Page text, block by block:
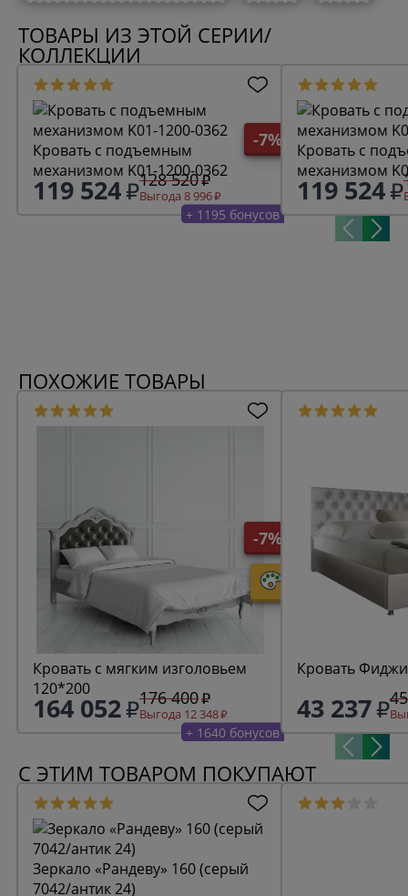
ТОВАРЫ ИЗ ЭТОЙ СЕРИИ/
КОЛЛЕКЦИИ
-7%
Кровать с подъемным
механизмом K01-1200-0362
119 524 128 520
Выгода 8 996
+ 1195 бонусов
Кровать с
механизмом
119 524
ПОХОЖИЕ ТОВАРЫ
-7%
Кровать с мягким изголовьем
120*200
164 052 176 400
Выгода 12 348
+ 1640 бонусов
Кровать
43 237
С ЭТИМ ТОВАРОМ ПОКУПАЮТ
Зеркало «Рандеву» 160 (серый
7042/антик 24)